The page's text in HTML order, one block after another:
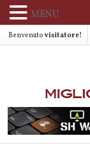
Benvenutovisitatore!
MENU